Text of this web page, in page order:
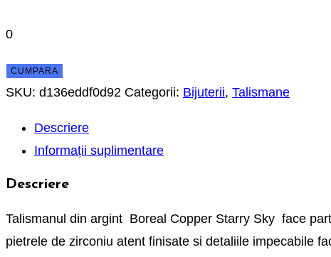
0
CUMPARA
SKU: d136eddf0d92 Categorii: Bijuterii, Talismane
Descriere
Informații suplimentare
Descriere
Talismanul din argint Boreal Copper Starry Sky face
pietrele de zirconiu atent finisate si detaliile impecabile